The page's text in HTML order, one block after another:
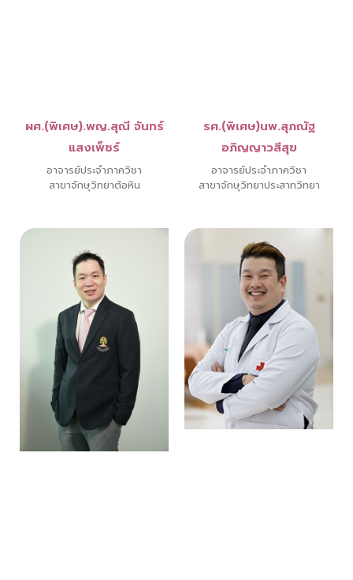
ผศ.(พิเศษ).พญ.สุณี จันทร์
แสงเพ็ชร์
อาจารย์ประจำภาควิชา
สาขาจักษุวิทยาต้อหิน
รศ.(พิเศษ)นพ.สุภณัฐ
อภิญญาวสีสุข
อาจารย์ประจำภาควิชา
สาขาจักษุวิทยาประสาทวิทยา